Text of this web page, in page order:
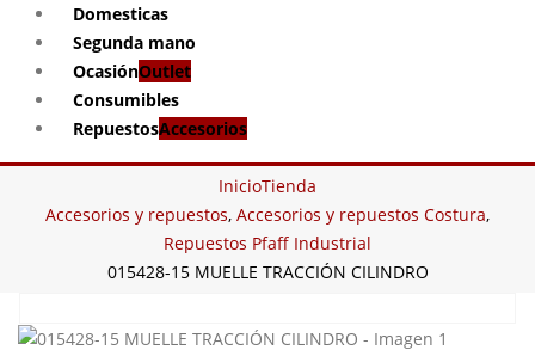
Domesticas
Segunda mano
OcasiónOutlet
Consumibles
RepuestosAccesorios
InicioTienda
Accesorios y repuestos, Accesorios y repuestos Costura,
Repuestos Pfaff Industrial
015428-15 MUELLE TRACCIÓN CILINDRO